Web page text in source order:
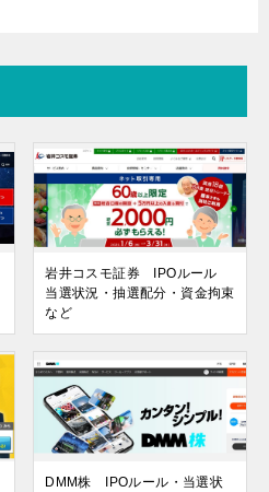
岩井コスモ証券 IPOルール
当選状況・抽選配分・資金拘束
など
DMM株 IPOルール・当選状